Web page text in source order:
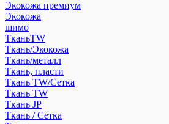
Экокожа премиум
Экокожа
шимо
ТканьTW
Ткань/Экокожа
Ткань/металл
Ткань, пласти
Ткань TW/Сетка
Ткань TW
Ткань JP
Ткань / Сетка